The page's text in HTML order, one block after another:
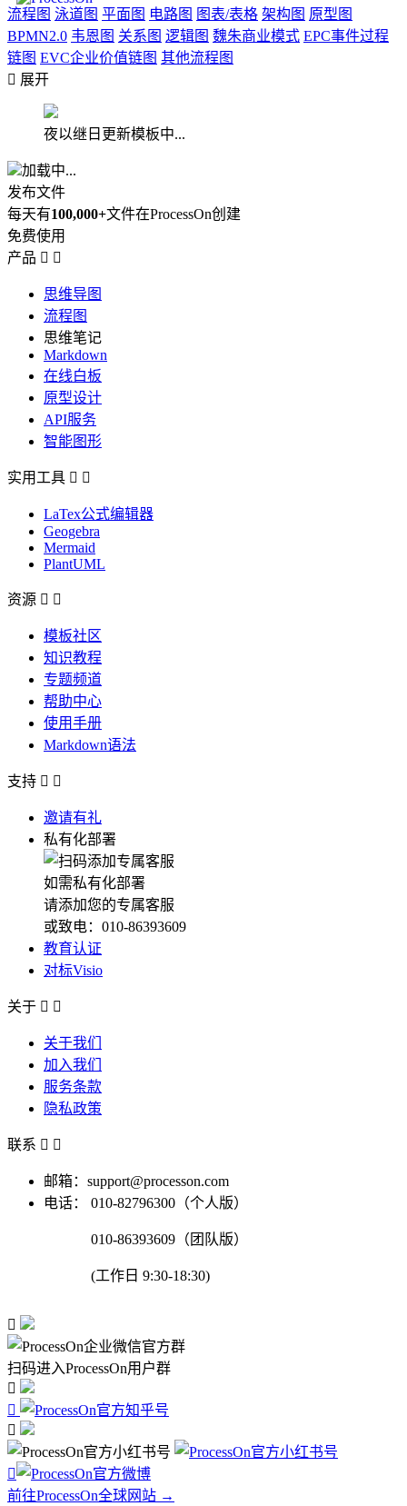
流程图 泳道图 平面图 电路图 图表/表格 架构图 原型图
BPMN2.0 韦恩图 关系图 逻辑图 魏朱商业模式 EPC事件过程
链图 EVC企业价值链图 其他流程图
 展开
夜以继日更新模板中...
加载中...
发布文件
每天有100,000+文件在ProcessOn创建
免费使用
产品  
思维导图
流程图
思维笔记
Markdown
在线白板
原型设计
API服务
智能图形
实用工具  
LaTex公式编辑器
Geogebra
Mermaid
PlantUML
资源  
模板社区
知识教程
专题频道
帮助中心
使用手册
Markdown语法
支持  
邀请有礼
私有化部署
如需私有化部署
请添加您的专属客服
或致电：010-86393609
教育认证
对标Visio
关于  
关于我们
加入我们
服务条款
隐私政策
联系  
邮箱：support@processon.com
电话：
010-82796300（个人版）
010-86393609（团队版）
(工作日 9:30-18:30)

扫码进入ProcessOn用户群




前往ProcessOn全球网站 →